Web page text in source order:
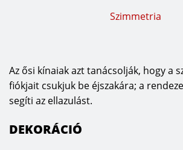
Szimmetria
Az ősi kínaiak azt tanácsolják, hogy a
fiókjait csukjuk be éjszakára; a
segíti az ellazulást.
DEKORÁCIÓ